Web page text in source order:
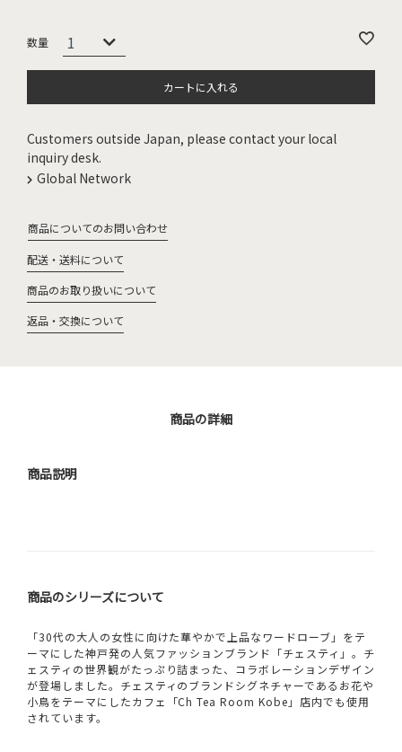
カートに入れる
Customers outside Japan, please contact your local
inquiry desk.
Global Network
商品についてのお問い合わせ
配送・送料について
商品のお取り扱いについて
返品・交換について
商品の詳細
商品説明
商品のシリーズについて
「30代の大人の女性に向けた華やかで上品なワードローブ」をテ
ーマにした神戸発の人気ファッションブランド「チェスティ」。チ
ェスティの世界観がたっぷり詰まった、コラボレーションデザイン
が登場しました。チェスティのブランドシグネチャーであるお花や
小鳥をテーマにしたカフェ「Ch Tea Room Kobe」店内でも使用
されています。